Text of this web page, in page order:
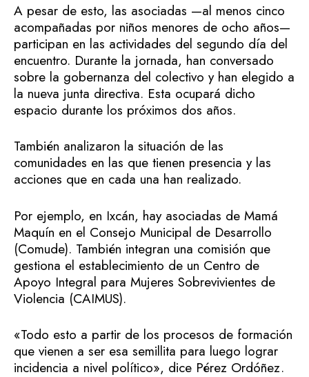
A pesar de esto, las asociadas —al menos cinco
acompañadas por niños menores de ocho años—
participan en las actividades del segundo día del
encuentro. Durante la jornada, han conversado
sobre la gobernanza del colectivo y han elegido a
la nueva junta directiva. Esta ocupará dicho
espacio durante los próximos dos años.
También analizaron la situación de las
comunidades en las que tienen presencia y las
acciones que en cada una han realizado.
Por ejemplo, en Ixcán, hay asociadas de Mamá
Maquín en el Consejo Municipal de Desarrollo
(Comude). También integran una comisión que
gestiona el establecimiento de un Centro de
Apoyo Integral para Mujeres Sobrevivientes de
Violencia (CAIMUS).
«Todo esto a partir de los procesos de formación
que vienen a ser esa semillita para luego lograr
incidencia a nivel político», dice Pérez Ordóñez.